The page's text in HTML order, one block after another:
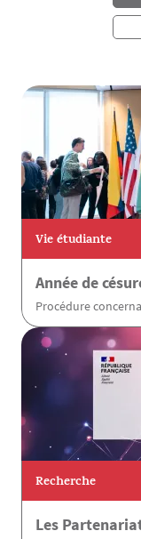
Vie étudiante
Année de
Procédure
Recherche
Les